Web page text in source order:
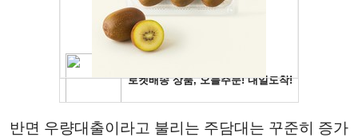
반면 우량대출이라고 불리는 주담대는 꾸준히 증가